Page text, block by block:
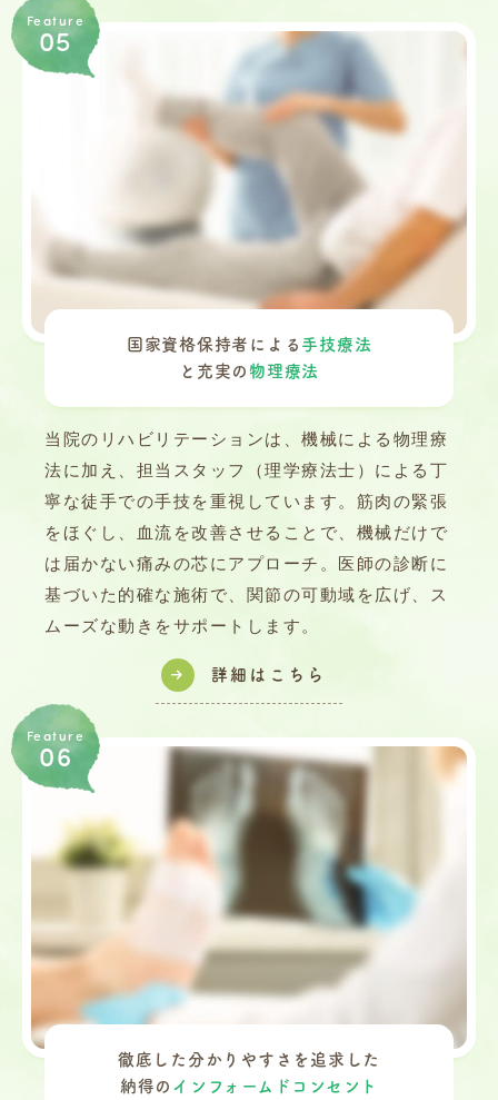
Feature
05
国家資格保持者による 手技療法
と充実の 物理療法
当院のリハビリテーションは、機械による物理療
法に加え、担当スタッフ（理学療法士）による丁
寧な徒手での手技を重視しています。筋肉の緊張
をほぐし、血流を改善させることで、機械だけで
は届かない痛みの芯にアプローチ。医師の診断に
基づいた的確な施術で、関節の可動域を広げ、ス
ムーズな動きをサポートします。
詳細はこちら
Feature
06
徹底した分かりやすさを追求した
納得の インフォームドコンセント